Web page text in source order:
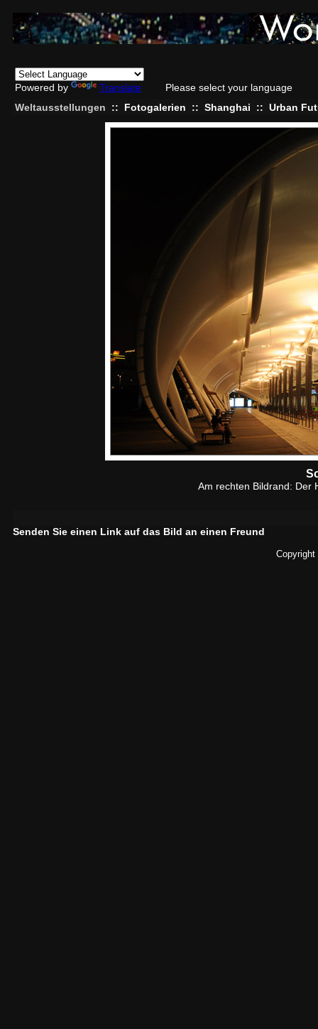
Powered by Translate
Please select your language
Weltausstellungen
:: Fotogalerien :: Shanghai :: Urban
Am rechten Bildrand: Der
Senden Sie einen Link auf das Bild an einen Freund